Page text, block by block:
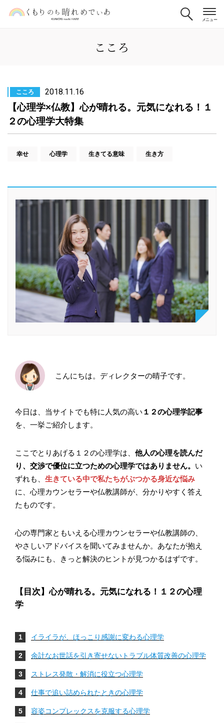
こころ
こころ 2018.11.16
【心理学×仏教】心が晴れる。元気になれる！１
２の心理学大特集
幸せ 心理学 生きてる意味 生き方
こんにちは。ディレクターの晴子です。
今日は、当サイトでも特に人気の高い １２の心理学記事
を、一挙ご紹介します。
ここでとりあげる１２の心理学は、 他人の心理を読んだ
り、交渉で優位に立つための心理学ではありません。 い
ずれも、 生きている中で私たちがぶつかる身近な悩み
に、心理カウンセラーや仏教講師が、分かりやすく答え
たものです。
心の専門家ともいえる心理カウンセラーや仏教講師の、
やさしいアドバイスを聞いてみませんか。あなたが抱え
る悩みにも、きっと解決のヒントが見つかるはずです。
【目次】心が晴れる。元気になれる！１２の心理
学
イライラが、ほっこり感謝に変わる心理学
余計なお世話を引き寄せないトラブル体質改善の心理学
ストレス発散・解消に役立つ心理学
仕事で追い詰められたときの心理学
容姿コンプレックスを克服する心理学